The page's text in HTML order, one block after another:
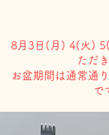
8月3日( 月) 4(火)
ただ
お盆期間は通常通
で